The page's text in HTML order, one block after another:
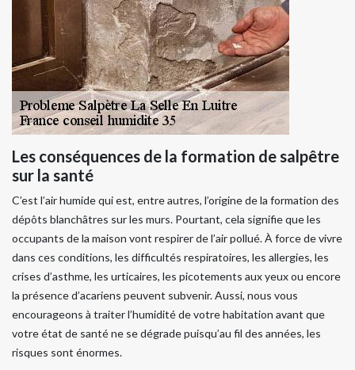
Les conséquences de la formation de salpêtre
sur la santé
C’est l’air humide qui est, entre autres, l’origine de la formation des
dépôts blanchâtres sur les murs. Pourtant, cela signifie que les
occupants de la maison vont respirer de l’air pollué. À force de vivre
dans ces conditions, les difficultés respiratoires, les allergies, les
crises d’asthme, les urticaires, les picotements aux yeux ou encore
la présence d’acariens peuvent subvenir. Aussi, nous vous
encourageons à traiter l’humidité de votre habitation avant que
votre état de santé ne se dégrade puisqu’au fil des années, les
risques sont énormes.